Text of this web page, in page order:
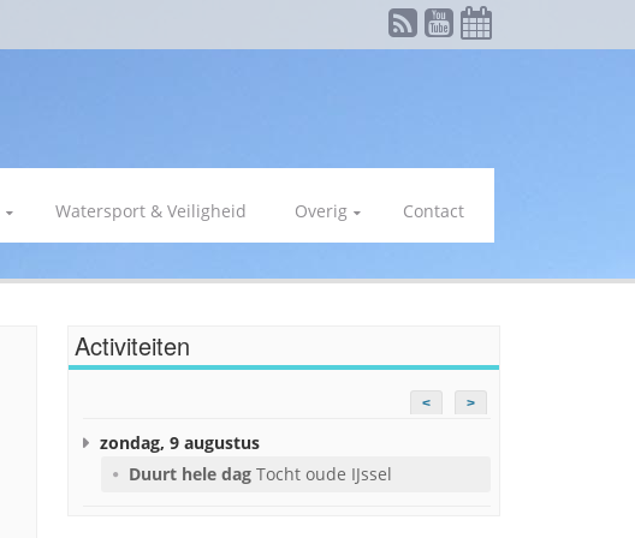
Watersport & Veiligheid Overig Contact
Activiteiten
< >
zondag, 9 augustus
Duurt hele dag Tocht oude IJssel